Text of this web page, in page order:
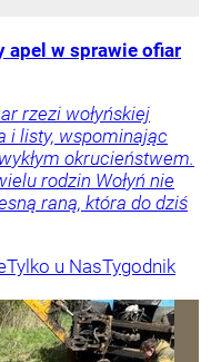
apel w sprawie ofiar
rzezi wołyńskiej
i listy, wspominając
okrucieństwem.
rodzin Wołyń nie
raną, która do dziś
Tylko u NasTygodnik